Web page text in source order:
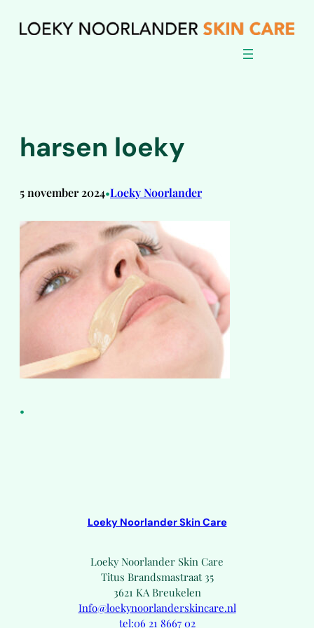
harsen loeky
5 november 2024•Loeky Noorlander
•
Loeky Noorlander Skin Care
Loeky Noorlander Skin Care
Titus Brandsmastraat 35
3621 KA Breukelen
Info@loekynoorlanderskincare.nl
tel:06 21 8667 02